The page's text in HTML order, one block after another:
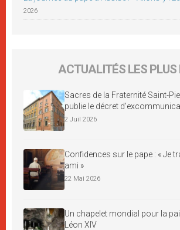
2026
ACTUALITÉS LES PLUS
Sacres de la Fraternité Saint-
publie le décret
2 Juil 2026
Confidences sur le pape : « Je
ami »
22 Mai 2026
Un chapelet mondial pour la
Léon XIV